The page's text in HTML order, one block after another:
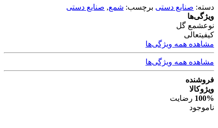
دسته: صنایع دستی برچسب: شمع, صنایع دستی
ویژگی‌ها
نوعشمع گل
کیفیتعالی
مشاهده همه ویژگی‌ها
مشاهده همه ویژگی‌ها
فروشنده
ویژوکالا
100% رضایت
ناموجود